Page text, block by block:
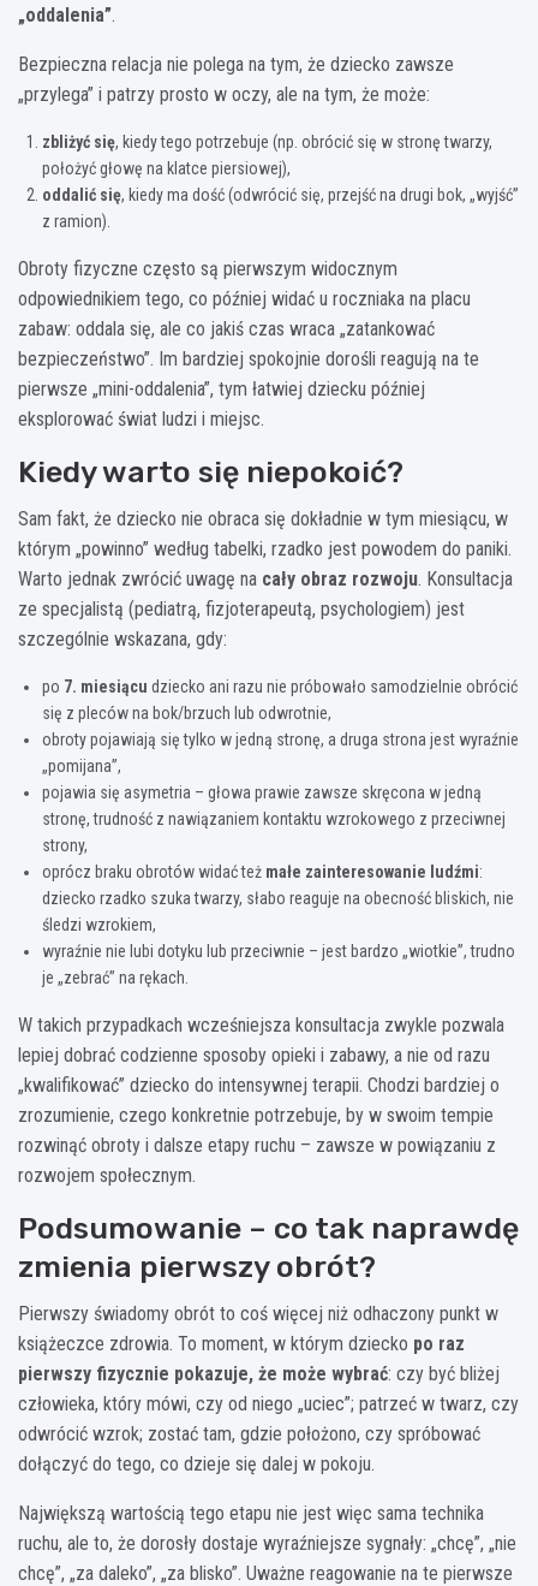
„oddalenia”.
Bezpieczna relacja nie polega na tym, że dziecko zawsze
„przylega” i patrzy prosto w oczy, ale na tym, że może:
zbliżyć się, kiedy tego potrzebuje (np. obrócić się w stronę twarzy,
położyć głowę na klatce piersiowej),
oddalić się, kiedy ma dość (odwrócić się, przejść na drugi bok, „wyjść”
z ramion).
Obroty fizyczne często są pierwszym widocznym
odpowiednikiem tego, co później widać u roczniaka na placu
zabaw: oddala się, ale co jakiś czas wraca „zatankować
bezpieczeństwo”. Im bardziej spokojnie dorośli reagują na te
pierwsze „mini-oddalenia”, tym łatwiej dziecku później
eksplorować świat ludzi i miejsc.
Kiedy warto się niepokoić?
Sam fakt, że dziecko nie obraca się dokładnie w tym miesiącu, w
którym „powinno” według tabelki, rzadko jest powodem do paniki.
Warto jednak zwrócić uwagę na cały obraz rozwoju. Konsultacja
ze specjalistą (pediatrą, fizjoterapeutą, psychologiem) jest
szczególnie wskazana, gdy:
po 7. miesiącu dziecko ani razu nie próbowało samodzielnie obrócić
się z pleców na bok/brzuch lub odwrotnie,
obroty pojawiają się tylko w jedną stronę, a druga strona jest wyraźnie
„pomijana”,
pojawia się asymetria – głowa prawie zawsze skręcona w jedną
stronę, trudność z nawiązaniem kontaktu wzrokowego z przeciwnej
strony,
oprócz braku obrotów widać też małe zainteresowanie ludźmi:
dziecko rzadko szuka twarzy, słabo reaguje na obecność bliskich, nie
śledzi wzrokiem,
wyraźnie nie lubi dotyku lub przeciwnie – jest bardzo „wiotkie”, trudno
je „zebrać” na rękach.
W takich przypadkach wcześniejsza konsultacja zwykle pozwala
lepiej dobrać codzienne sposoby opieki i zabawy, a nie od razu
„kwalifikować” dziecko do intensywnej terapii. Chodzi bardziej o
zrozumienie, czego konkretnie potrzebuje, by w swoim tempie
rozwinąć obroty i dalsze etapy ruchu – zawsze w powiązaniu z
rozwojem społecznym.
Podsumowanie – co tak naprawdę
zmienia pierwszy obrót?
Pierwszy świadomy obrót to coś więcej niż odhaczony punkt w
książeczce zdrowia. To moment, w którym dziecko po raz
pierwszy fizycznie pokazuje, że może wybrać: czy być bliżej
człowieka, który mówi, czy od niego „uciec”; patrzeć w twarz, czy
odwrócić wzrok; zostać tam, gdzie położono, czy spróbować
dołączyć do tego, co dzieje się dalej w pokoju.
Największą wartością tego etapu nie jest więc sama technika
ruchu, ale to, że dorosły dostaje wyraźniejsze sygnały: „chcę”, „nie
chcę”, „za daleko”, „za blisko”. Uważne reagowanie na te pierwsze